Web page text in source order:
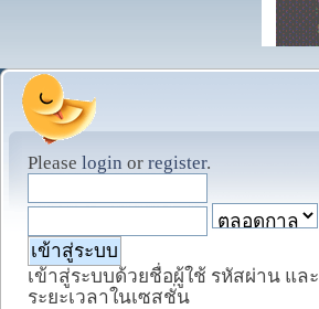
Please login or register.
เข้าสู่ระบบด้วยชื่อผู้ใช้ รหัสผ่าน และ
ระยะเวลาในเซสชั่น